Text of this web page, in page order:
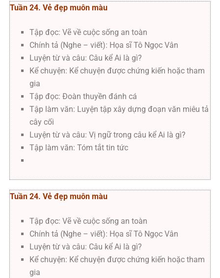
Tuần 24. Vẻ đẹp muôn màu
Tập đọc: Vẽ về cuộc sống an toàn
Chính tả (Nghe – viết): Họa sĩ Tô Ngọc Vân
Luyện từ và câu: Câu kể Ai là gì?
Kể chuyện: Kể chuyện được chứng kiến hoặc tham
gia
Tập đọc: Đoàn thuyền đánh cá
Tập làm văn: Luyện tập xây dựng đoạn văn miêu tả
cây cối
Luyện từ và câu: Vị ngữ trong câu kể Ai là gì?
Tập làm văn: Tóm tắt tin tức
Tuần 24. Vẻ đẹp muôn màu
Tập đọc: Vẽ về cuộc sống an toàn
Chính tả (Nghe – viết): Họa sĩ Tô Ngọc Vân
Luyện từ và câu: Câu kể Ai là gì?
Kể chuyện: Kể chuyện được chứng kiến hoặc tham
gia